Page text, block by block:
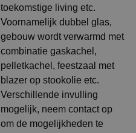
toekomstige living etc.
Voornamelijk dubbel glas,
gebouw wordt verwarmd met
combinatie gaskachel,
pelletkachel, feestzaal met
blazer op stookolie etc.
Verschillende invulling
mogelijk, neem contact op
om de mogelijkheden te